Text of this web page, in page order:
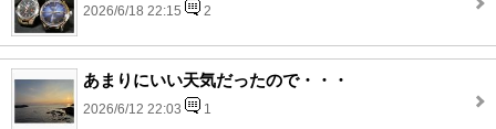
2026/6/18 22:15 2
あまりにいい天気だったので・・・
2026/6/12 22:03 1